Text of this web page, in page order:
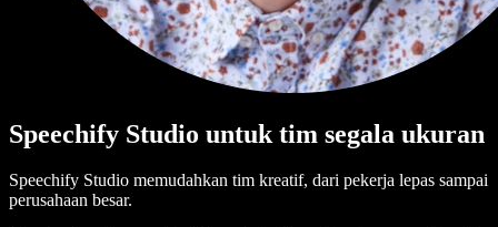
Speechify Studio untuk tim segala ukuran
Speechify Studio memudahkan tim kreatif, dari pekerja lepas sampai
perusahaan besar.